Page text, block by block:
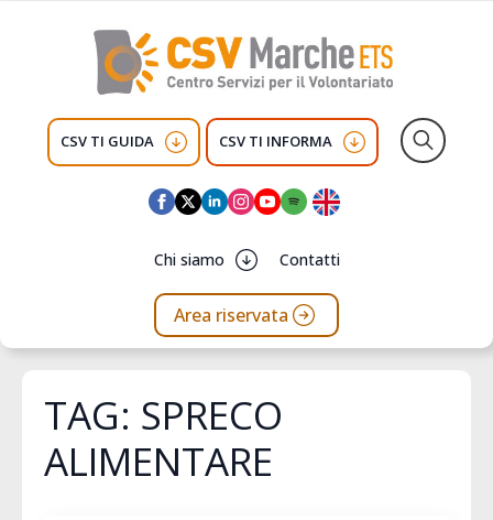
CSV TI GUIDA CSV TI INFORMA
Chi siamo Contatti
Area riservata
TAG: SPRECO
ALIMENTARE